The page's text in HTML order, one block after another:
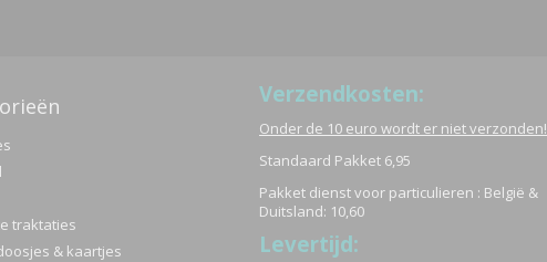
traktaties
& kaartjes
Verzendkosten:
Onder de 10 euro wordt er niet verzonden!
Standaard Pakket 6,95
Pakket dienst voor particulieren : België &
Duitsland: 10,60
Levertijd: